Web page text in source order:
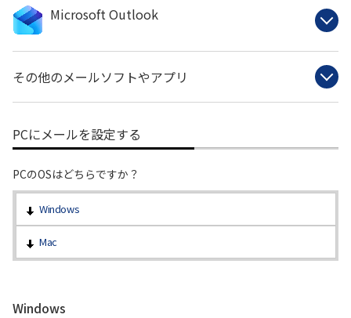
Microsoft Outlook
その他のメールソフトやアプリ
PCにメールを設定する
PCのOSはどちらですか？
Windows
Mac
Windows